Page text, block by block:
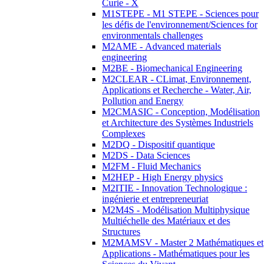
Curie - X
M1STEPE - M1 STEPE - Sciences pour
les défis de l'environnement/Sciences for
environmentals challenges
M2AME - Advanced materials
engineering
M2BE - Biomechanical Engineering
M2CLEAR - CLimat, Environnement,
Applications et Recherche - Water, Air,
Pollution and Energy
M2CMASIC - Conception, Modélisation
et Architecture des Systèmes Industriels
Complexes
M2DQ - Dispositif quantique
M2DS - Data Sciences
M2FM - Fluid Mechanics
M2HEP - High Energy physics
M2ITIE - Innovation Technologique :
ingénierie et entrepreneuriat
M2M4S - Modélisation Multiphysique
Multiéchelle des Matériaux et des
Structures
M2MAMSV - Master 2 Mathématiques et
Applications - Mathématiques pour les